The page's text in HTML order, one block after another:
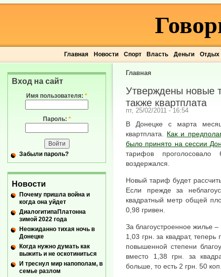
Главная Новости Спорт Власть Деньги Отдых
Главная
Утверждены новые
также квартплата
пт, 25/02/2011 - 16:54
В Донецке с марта
квартплата. Как и
было принято на сессии
тарифов
воздержался.
Новый тариф будет
Если прежде за
квадратный метр общей
0,98 гривен.
За благоустроенное жилье
1,03 грн. за квадрат,
повышенной степени
вместо 1,38 грн. за
больше, то есть 2 грн. 50
Вход на сайт
Имя пользователя: *
Пароль: *
Забыли пароль?
Новости
Почему пришла война и
когда она уйдет
ДиалогитипаПлатонна
зимой 2022 года
Неожиданно тихая ночь в
Донецке
Когда нужно думать как
выжить и не оскотиниться
И треснул мир напополам, в
семье разлом